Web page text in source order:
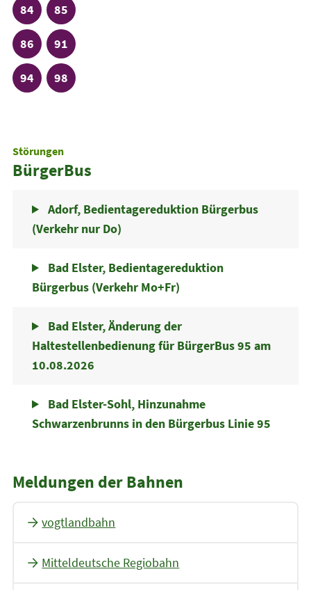
Linie
84 Linie
85
Linie
86 Linie
91
Linie
94 Linie
98
Störungen
BürgerBus
Adorf, Bedientagereduktion Bürgerbus
(Verkehr nur Do)
Bad Elster, Bedientagereduktion
Bürgerbus (Verkehr Mo+Fr)
Bad Elster, Änderung der
Haltestellenbedienung für BürgerBus 95 am
10.08.2026
Bad Elster-Sohl, Hinzunahme
Schwarzenbrunns in den Bürgerbus Linie 95
Meldungen der Bahnen
vogtlandbahn
Mitteldeutsche Regiobahn